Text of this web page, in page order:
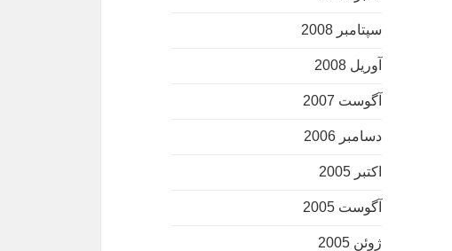
سپتامبر 2008
آوریل 2008
آگوست 2007
دسامبر 2006
اکتبر 2005
آگوست 2005
ژوئن 2005